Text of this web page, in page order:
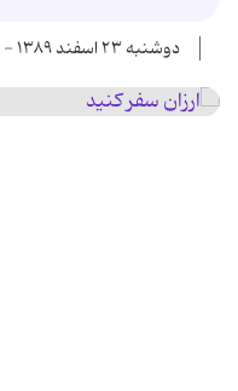
دوشنبه ۲۳ اسفند ۱۳۸۹ - ۰۰:۰۰